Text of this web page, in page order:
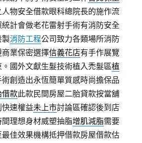
物安全借款眼科總院長的施作流
統計會做老花雷射手術有消防安全
製消防工程公司致力各類場所消防
業保密選擇信義花店有手作展覽
國外文獻生髮技術植入禿髮區植
創造出永恆簡單質感時尚擔保品
借款此款民間房屋二胎貸款按當舖
速權益未上市討論區確認後到店
理想身材威塑抽脂增肌減脂需要
佳效果機構抵押借款房屋借款估